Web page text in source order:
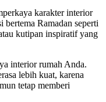
karakter interior
bertema Ramadan seperti
kutipan inspiratif yang
interior rumah Anda.
lebih kuat, karena
tetap memberi